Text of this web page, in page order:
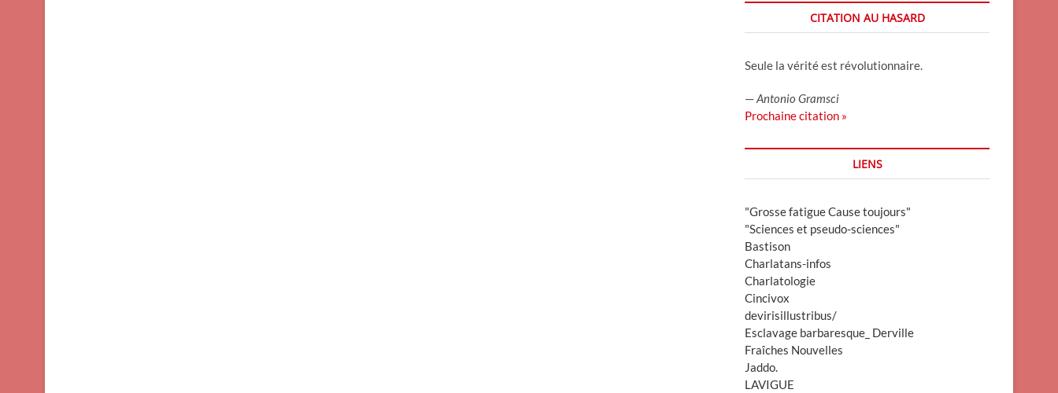
CITATION AU HASARD
Seule la vérité est révolutionnaire.
—Antonio Gramsci
Prochaine citation »
LIENS
"Grosse fatigue Cause toujours"
"Sciences et pseudo-sciences"
Bastison
Charlatans-infos
Charlatologie
Cincivox
devirisillustribus/
Esclavage barbaresque_ Derville
Fraîches Nouvelles
Jaddo.
LAVIGUE